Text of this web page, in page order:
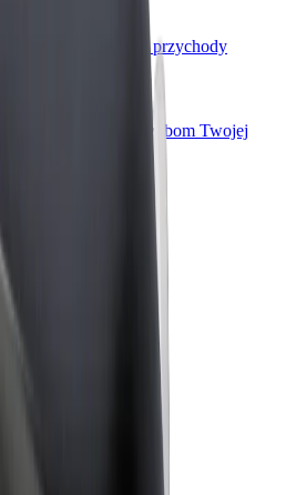
floty
i zwiększ swoje przychody
odpowiadające potrzebom Twojej
OÜ